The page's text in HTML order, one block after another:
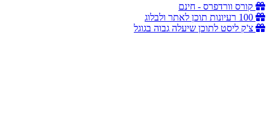
קורס וורדפרס - חינם
100 רעיונות תוכן לאתר ולבלוג
צ'ק ליסט לתוכן שיעלה גבוה בגוגל